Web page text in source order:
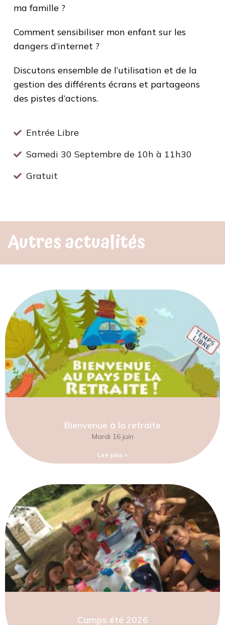
ma famille ?
Comment sensibiliser mon enfant sur les
dangers d’internet ?
Discutons ensemble de l’utilisation et de la
gestion des différents écrans et partageons
des pistes d’actions.
Entrée Libre
Samedi 30 Septembre de 10h à 11h30
Gratuit
Autres actualités
Bienvenue à la retraite
Mardi 16 juin
Lire plus »
Camps été 2026